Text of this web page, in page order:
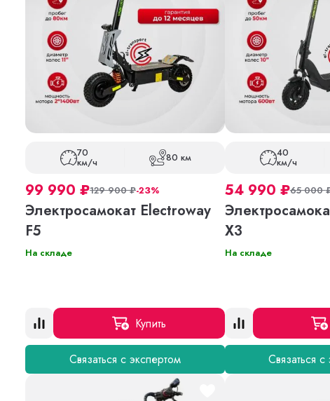
70
км/ч 80 км
99 990 ₽129 900₽-23%
Электросамокат Electroway
F5
На складе
Купить
Связаться с экспертом
40
км/ч
54 990 ₽65 000
X3
На складе
Связаться